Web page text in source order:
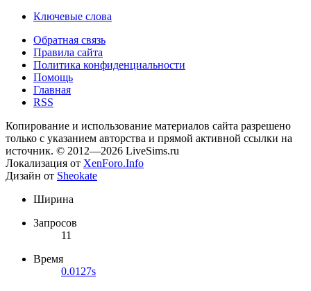
Ключевые слова
Обратная связь
Правила сайта
Политика конфиденциальности
Помощь
Главная
RSS
Копирование и использование материалов сайта разрешено
только с указанием авторства и прямой активной ссылки на
источник. © 2012—2026 LiveSims.ru
Локализация от XenForo.Info
Дизайн от Sheokate
Ширина
Запросов
11
Время
0.0127s